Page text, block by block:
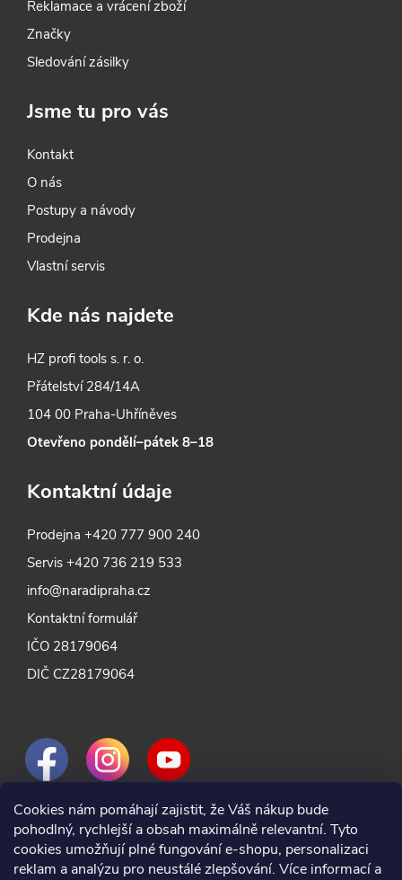
Cookies nám pomáhají zajistit, že Váš nákup bude
pohodlný, rychlejší a obsah maximálně relevantní. Tyto
cookies umožňují plné fungování e-shopu, personalizaci
reklam a analýzu pro neustálé zlepšování. Více informací a
Reklamace a vrácení zboží
Značky
Sledování zásilky
Jsme tu pro vás
Kontakt
O nás
Postupy a návody
Prodejna
Vlastní servis
Kde nás najdete
HZ profi tools s. r. o.
Přátelství 284/14A
104 00 Praha-Uhříněves
Otevřeno pondělí–pátek 8–18
Kontaktní údaje
Prodejna+420 777 900 240
Servis+420 736 219 533
info@naradipraha.cz
Kontaktní formulář
IČO 28179064
DIČ CZ28179064